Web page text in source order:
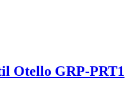
Otello GRP-PRT1